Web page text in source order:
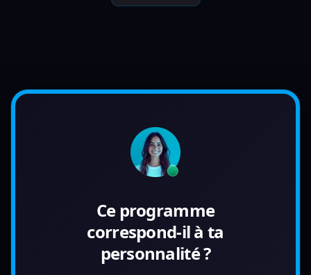
Ce programme
correspond-il à ta
personnalité ?